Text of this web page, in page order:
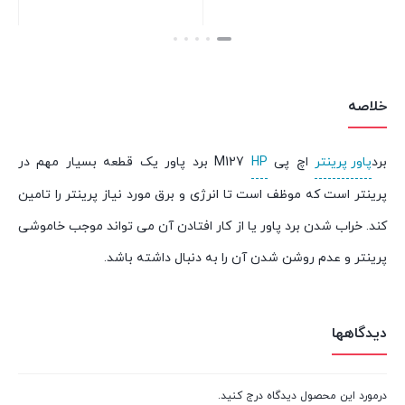
خلاصه
بردپاور پرینتر اچ پی HP
M127 برد پاور یک قطعه بسیار مهم در
پرینتر است که موظف است تا انرژی و برق مورد نیاز پرینتر را تامین
کند. خراب شدن برد پاور یا از کار افتادن آن می تواند موجب خاموشی
پرینتر و عدم روشن شدن آن را به دنبال داشته باشد.
دیدگاهها
درمورد این محصول دیدگاه درج کنید.